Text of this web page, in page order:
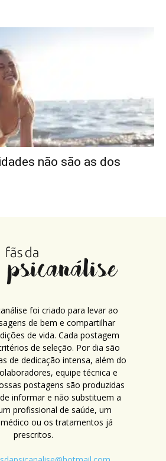
não são as dos
foi criado para levar ao
de bem e compartilhar
de vida. Cada postagem
de seleção. Por dia são
de dedicação intensa, além do
equipe técnica e
postagens são produzidas
informar e não substituem a
profissional de saúde, um
ou os tratamentos já
prescritos.